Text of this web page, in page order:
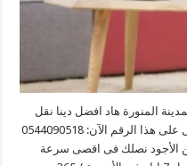
المنورة هاد افضل دينا نقل
العفش بحي العيون بالمدينة المنورة اتصل على هذا الرقم الآن: 0544090518
الأجود نصلك فى اقصى سرعة